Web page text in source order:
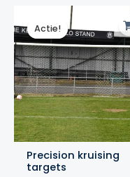
Actie!
Actie!
Precision kruising
targets